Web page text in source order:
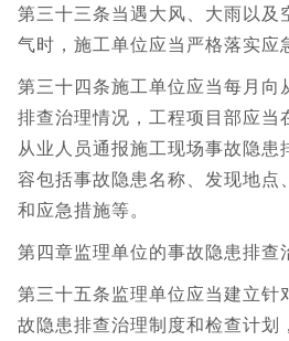
第三十三条当遇大风、大雨以及
气时，施工单位应当严格落实应
第三十四条施工单位应当每月向
排查治理情况，工程项目部应当
从业人员通报施工现场事故隐患
容包括事故隐患名称、发现地点
和应急措施等。
第四章监理单位的事故隐患排查
第三十五条监理单位应当建立针
故隐患排查治理制度和检查计划